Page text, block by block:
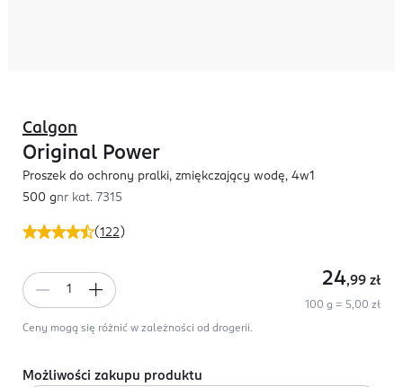
(122 )
Calgon
Original Power
Proszek do ochrony pralki, zmiękczający wodę, 4w1
500 gnr kat. 7315
24,99 zł
100 g = 5,00 zł
Ceny mogą się różnić w zależności od drogerii.
Możliwości zakupu produktu